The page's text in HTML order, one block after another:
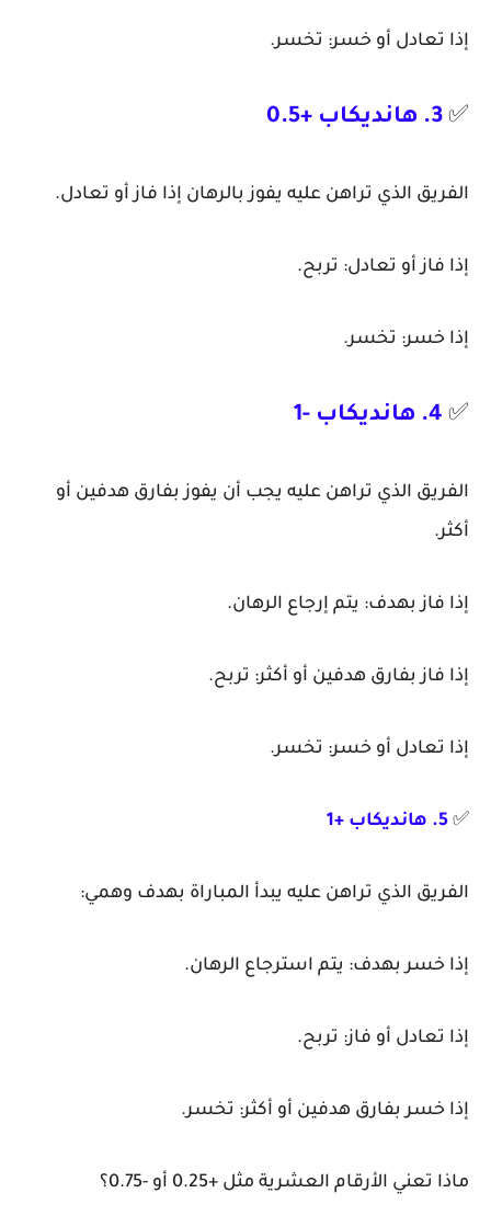
إذا تعادل أو خسر: تخسر.
✅
الفريق الذي تراهن عليه يفوز بالرهان إذا فاز أو تعادل.
إذا فاز أو تعادل: تربح.
إذا خسر: تخسر.
✅ 4. هانديكاب -1
الفريق الذي تراهن عليه يجب أن يفوز بفارق هدفين أو
أكثر.
إذا فاز بهدف: يتم إرجاع الرهان.
إذا فاز بفارق هدفين أو أكثر: تربح.
إذا تعادل أو خسر: تخسر.
✅ 5. هانديكاب +1
الفريق الذي تراهن عليه يبدأ المباراة بهدف وهمي:
إذا خسر بهدف: يتم استرجاع الرهان.
إذا تعادل أو فاز: تربح.
إذا خسر بفارق هدفين أو أكثر: تخسر.
ماذا تعني الأرقام العشرية مثل +0.25 أو -0.75؟